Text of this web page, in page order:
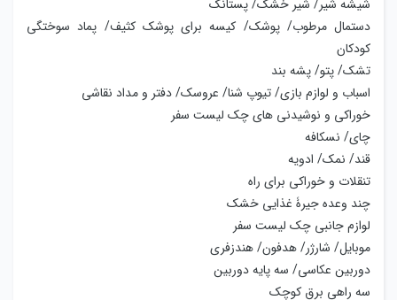
شیشه شیر/ شیر خشک/ پستانک
دستمال مرطوب/ پوشک/ کیسه برای پوشک کثیف/ پماد سوختگی
کودکان
تشک/ پتو/ پشه بند
اسباب و لوازم بازی/ تیوپ شنا/ عروسک/ دفتر و مداد نقاشی
خوراکی و نوشیدنی های چک لیست سفر
چای/ نسکافه
قند/ نمک/ ادویه
تنقلات و خوراکی برای راه
چند وعده جیرۀ غذایی خشک
لوازم جانبی چک لیست سفر
موبایل/ شارژر/ هدفون/ هندزفری
دوربین عکاسی/ سه پایه دوربین
سه راهی برق کوچک